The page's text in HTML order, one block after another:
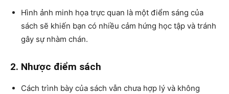
Hình ảnh minh họa trực quan là một điểm sáng của
sách sẽ khiến bạn có nhiều cảm hứng học tập và tránh
gây sự nhàm chán.
2. Nhược điểm sách
Cách trình bày của sách vẫn chưa hợp lý và không